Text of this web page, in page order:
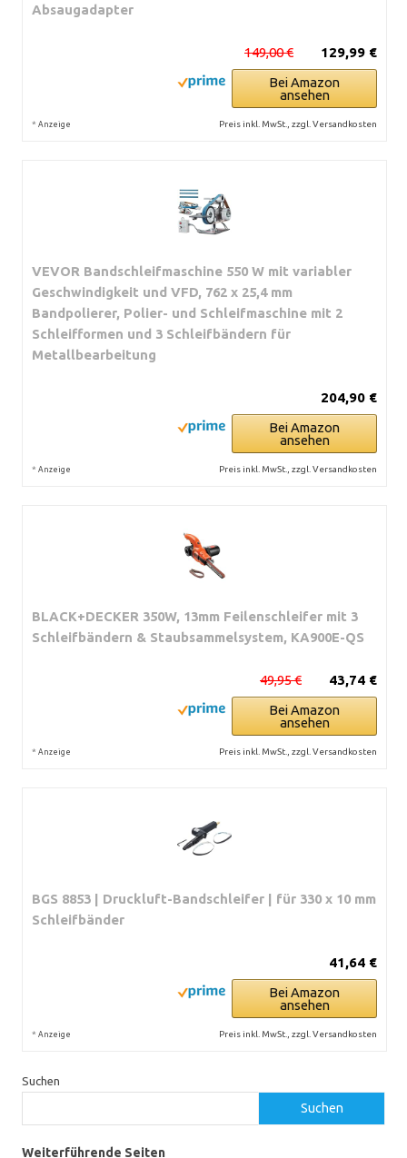
Absaugadapter
129,99 €
149,00 €
Bei Amazon
ansehen
* Anzeige Preis inkl. MwSt., zzgl. Versandkosten
VEVOR Bandschleifmaschine 550 W mit variabler
Geschwindigkeit und VFD, 762 x 25,4 mm
Bandpolierer, Polier- und Schleifmaschine mit 2
Schleifformen und 3 Schleifbändern für
Metallbearbeitung
204,90 €
Bei Amazon
ansehen
* Anzeige Preis inkl. MwSt., zzgl. Versandkosten
BLACK+DECKER 350W, 13mm Feilenschleifer mit 3
Schleifbändern & Staubsammelsystem, KA900E-QS
43,74 €
49,95 €
Bei Amazon
ansehen
* Anzeige Preis inkl. MwSt., zzgl. Versandkosten
BGS 8853 | Druckluft-Bandschleifer | für 330 x 10 mm
Schleifbänder
41,64 €
Bei Amazon
ansehen
* Anzeige Preis inkl. MwSt., zzgl. Versandkosten
Suchen
Suchen
Weiterführende Seiten